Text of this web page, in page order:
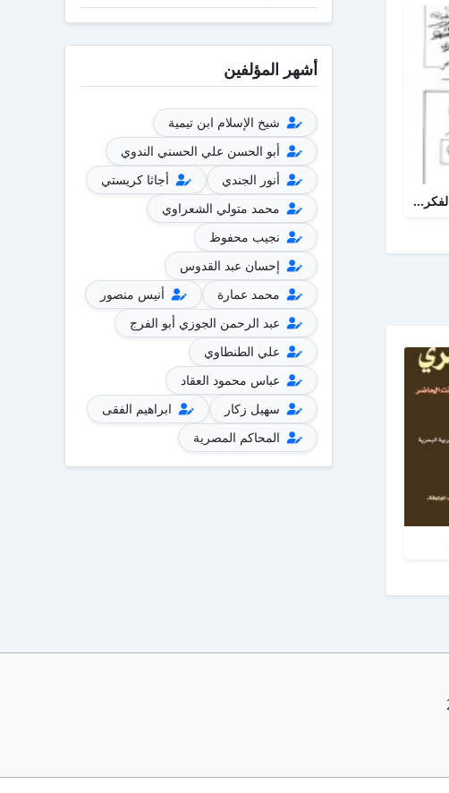
أثر الانحراف العقدي والفكري عند اليهود على الفكر الصهيوني المعاصر
أشهر المؤلفين
شيخ الإسلام ابن تيمية
أبو الحسن علي الحسني الندوي
أنور الجندي
أجاثا كريستي
محمد متولي الشعراوي
نجيب محفوظ
إحسان عبد القدوس
محمد عمارة
أنيس منصور
عبد الرحمن الجوزي أبو الفرج
علي الطنطاوي
عباس محمود العقاد
سهيل زكار
ابراهيم الفقى
المحاكم المصرية